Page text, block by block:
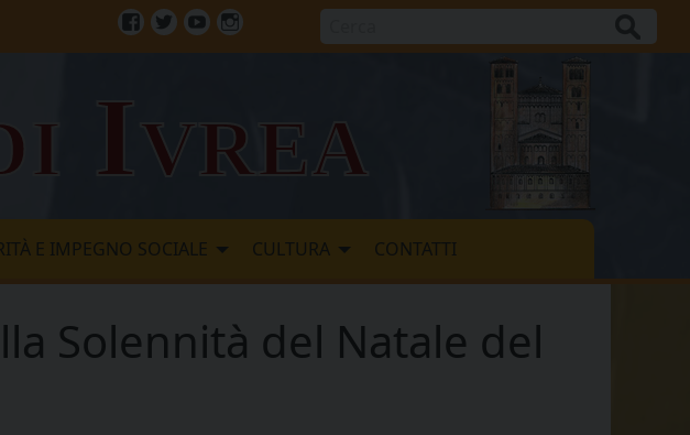
Ivrea
E IMPEGNO SOCIALE CULTURA CONTATTI
Solennità del Natale del